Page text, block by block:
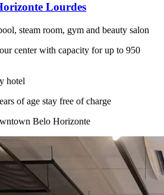
Lourdes
steam room, gym and beauty salon
center with capacity for up to 950
hotel
of age stay free of charge
Belo Horizonte